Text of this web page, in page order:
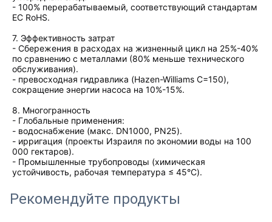
- 100% перерабатываемый, соответствующий стандартам
ЕС RoHS.
7. Эффективность затрат
- Сбережения в расходах на жизненный цикл на 25%-40%
по сравнению с металлами (80% меньше технического
обслуживания).
- превосходная гидравлика (Hazen-Williams C=150),
сокращение энергии насоса на 10%-15%.
8. Многогранность
- Глобальные применения:
- водоснабжение (макс. DN1000, PN25).
- ирригация (проекты Израиля по экономии воды на 100
000 гектаров).
- Промышленные трубопроводы (химическая
устойчивость, рабочая температура ≤ 45°C).
Рекомендуйте продукты